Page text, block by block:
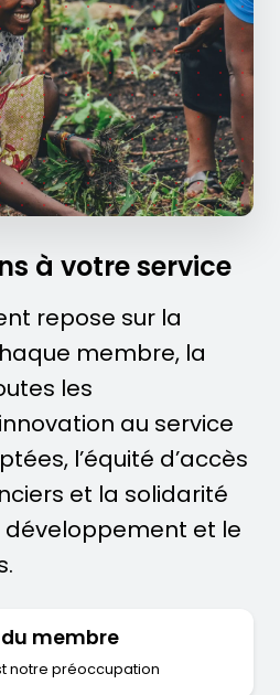
à votre service
repose sur la
membre, la
les
au service
l’équité d’accès
et la solidarité
et le
membre
notre préoccupation